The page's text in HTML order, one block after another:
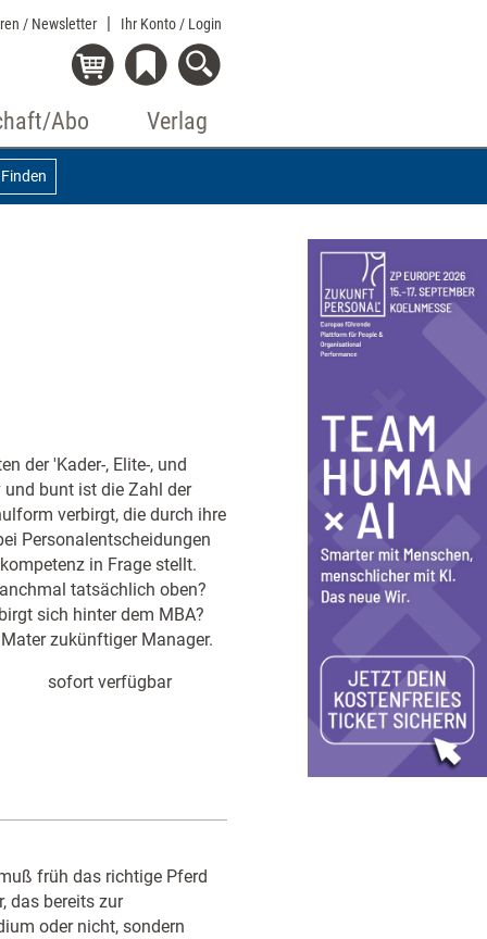
/ Newsletter Ihr Konto / Login
Abo Verlag
Finden
der 'Kader-, Elite-, und
und bunt ist die Zahl der
verbirgt, die durch ihre
Personalentscheidungen
in Frage stellt.
tatsächlich oben?
sich hinter dem MBA?
zukünftiger Manager.
sofort verfügbar
früh das richtige Pferd
das bereits zur
oder nicht, sondern